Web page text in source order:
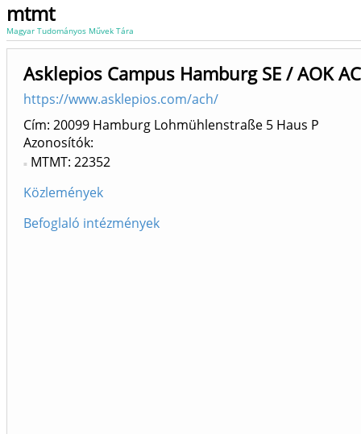
mtmt
Magyar Tudományos Művek Tára
Asklepios Campus Hamburg SE / AOK
https://www.asklepios.com/ach/
Cím: 20099 Hamburg Lohmühlenstraße 5 Haus P
Azonosítók
MTMT: 22352
Közlemények
Befoglaló intézmények